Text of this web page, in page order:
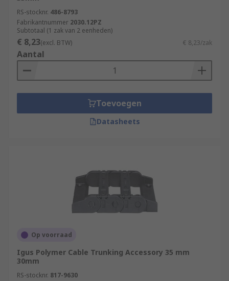
RS-stocknr. 486-8793
Fabrikantnummer 2030.12PZ
Subtotaal (1 zak van 2 eenheden)
€ 8,23(excl. BTW) € 8,23/zak
Aantal
Toevoegen
Datasheets
Op voorraad
Igus Polymer Cable Trunking Accessory 35 mm
30mm
RS-stocknr. 817-9630